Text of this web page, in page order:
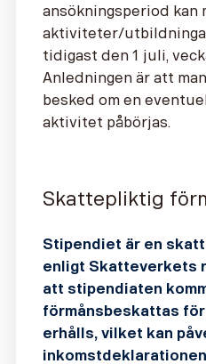
ansökningsperiod kan
aktiviteter/
tidigast den 1 juli,
Anledningen är att
besked om en
aktivitet påbörjas.
Skattepliktig
Stipendiet är en
enligt Skatteverkets
att stipendiaten
förmånsbeskattas
erhålls, vilket kan